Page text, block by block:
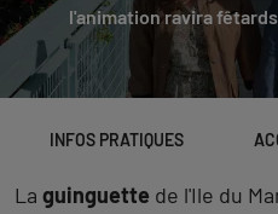
l'animation ravira
INFOS PRATIQUES
La guinguette de l'Ile du